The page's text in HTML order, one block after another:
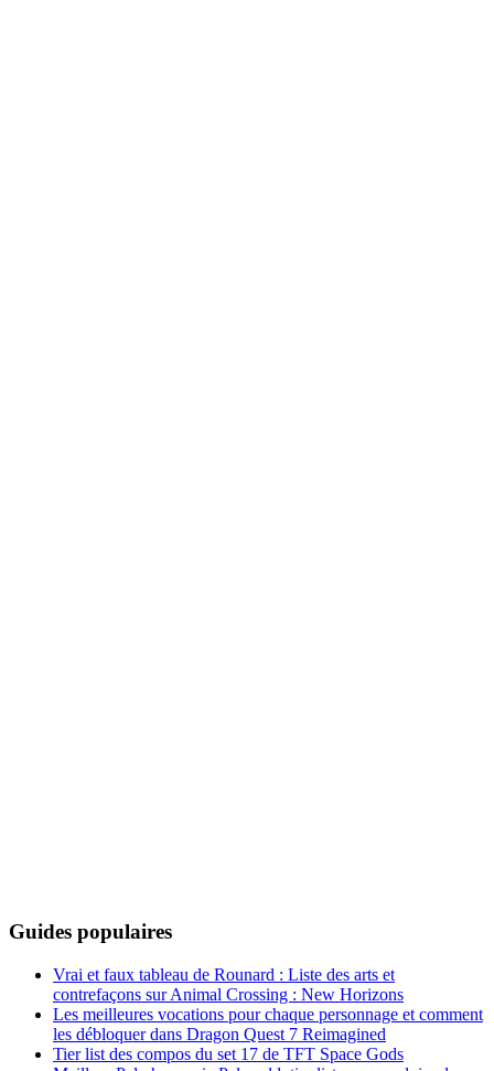
Guides populaires
Vrai et faux tableau de Rounard : Liste des arts et
contrefaçons sur Animal Crossing : New Horizons
Les meilleures vocations pour chaque personnage et comment
les débloquer dans Dragon Quest 7 Reimagined
Tier list des compos du set 17 de TFT Space Gods